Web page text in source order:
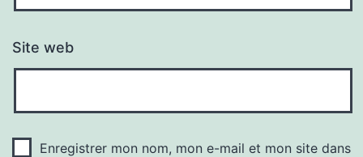
Site web
Enregistrer mon nom, mon e-mail et mon site dans